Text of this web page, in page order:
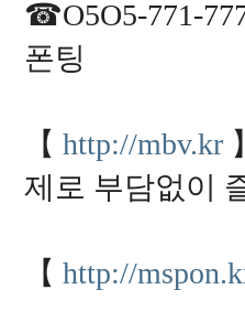
☎O5O5-771-
폰팅
【 http://mbv.kr
제로 부담없이
【 http://